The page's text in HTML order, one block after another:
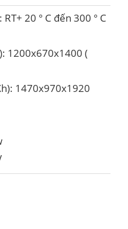
20 ° C đến 300 ° C
1200x670x1400 (
1470x970x1920